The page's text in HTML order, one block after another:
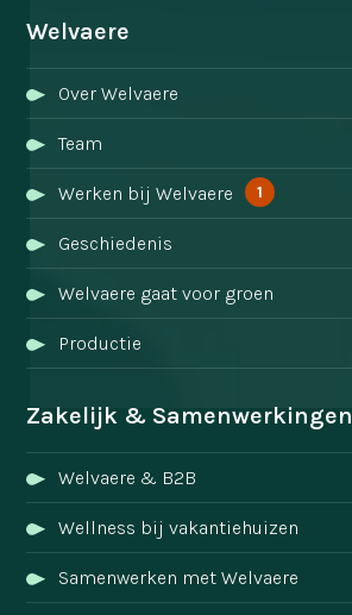
Welvaere
Over Welvaere
Team
Werken bij Welvaere 1
Geschiedenis
Welvaere gaat voor groen
Productie
Zakelijk & Samenwerkingen
Welvaere & B2B
Wellness bij vakantiehuizen
Samenwerken met Welvaere